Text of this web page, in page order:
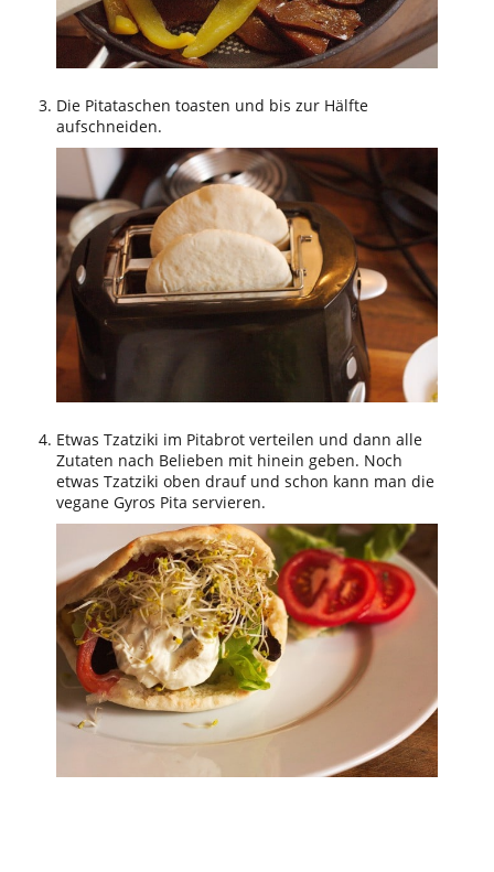
Die Pitataschen toasten und bis zur Hälfte
aufschneiden.
Etwas Tzatziki im Pitabrot verteilen und dann alle
Zutaten nach Belieben mit hinein geben. Noch
etwas Tzatziki oben drauf und schon kann man die
vegane Gyros Pita servieren.